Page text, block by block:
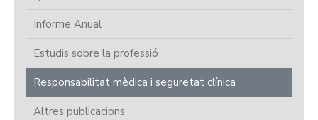
Informe Anual
Estudis sobre la professió
Responsabilitat mèdica i seguretat clínica
Altres publicacions